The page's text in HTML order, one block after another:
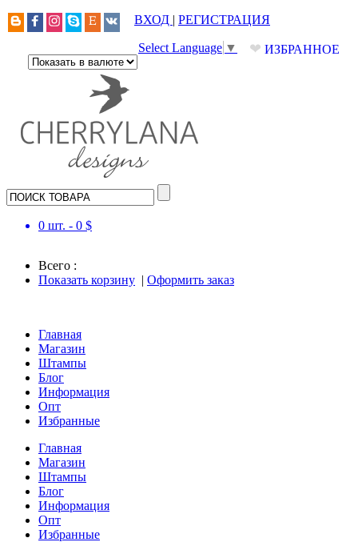
ВХОД | РЕГИСТРАЦИЯ
❤ ИЗБРАННОЕ
Select Language ▼
0 шт. - 0 $
Всего :
Показать корзину | Оформить заказ
Главная
Магазин
Штампы
Блог
Информация
Опт
Избранные
Главная
Магазин
Штампы
Блог
Информация
Опт
Избранные